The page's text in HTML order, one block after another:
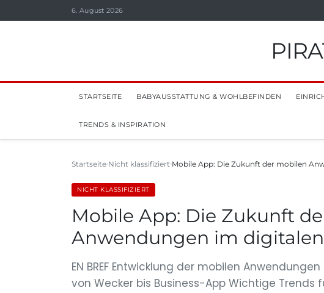
6. August 2026
STARTSEITE BABYAUSSTATTUNG & WOHLBEFINDEN
TRENDS & INSPIRATION
Startseite Nicht klassifiziert Mobile App: Die Zukunft der mobilen
NICHT KLASSIFIZIERT
Mobile App: Die Zukunft
Anwendungen im
EN BREF Entwicklung der mobilen
von Wecker bis Business-App Wichtige Trends